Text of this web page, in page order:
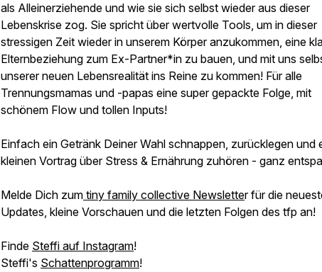
als Alleinerziehende und wie sie sich selbst wieder aus dieser
Lebenskrise zog. Sie spricht über wertvolle Tools, um in dieser
stressigen Zeit wieder in unserem Körper anzukommen, eine
Elternbeziehung zum Ex-Partner*in zu bauen, und mit uns
unserer neuen Lebensrealität ins Reine zu kommen! Für alle
Trennungsmamas und -papas eine super gepackte Folge, mit
schönem Flow und tollen Inputs!
Einfach ein Getränk Deiner Wahl schnappen, zurücklegen und
kleinen Vortrag über Stress & Ernährung zuhören - ganz
Melde Dich zum tiny family collective Newsletter für die
Updates, kleine Vorschauen und die letzten Folgen des tfp an!
Finde Steffi auf Instagram!
Steffi's Schattenprogramm!